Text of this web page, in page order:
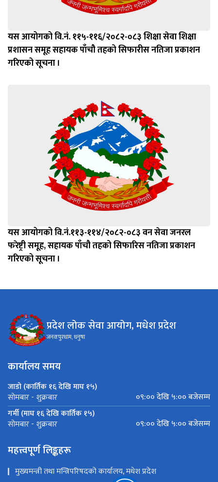
यस आयोगको वि.नं. ११५-११६/२०८२-०८३ शिक्षा सेवा शिक्षा
प्रशासन समूह सहायक पाँचौ तहको सिफारीस नतिजा प्रकाशन
गरिएको सूचना ।
यस आयोगको वि.नं.११३-११४/२०८२-०८३ वन सेवा जनरल
फरेष्ट्री समूह, सहायक पाँचौ तहको सिफारिस नतिजा प्रकाशन
गरिएको सूचना ।
प्रदेश लोक सेवा आयोग, मधेश प्रदेश
जनकपुरधाम, धनुषा
कार्यालय समय
जाडो (कार्तिक १६ देखि माघ १५)
सोमबार - शुक्रबार
०९:०० देखि ५:०० बजेसम्म
गर्मी (माघ १६ देखि कार्तिक १५)
सोमबार - शुक्रबार ०९:०० देखि ५:०० बजेसम्म
महत्त्वपूर्ण लिङ्कहरू
मुख्यमन्त्री तथा मन्त्रिपरिषदको कार्यालय, मधेश प्रदेश